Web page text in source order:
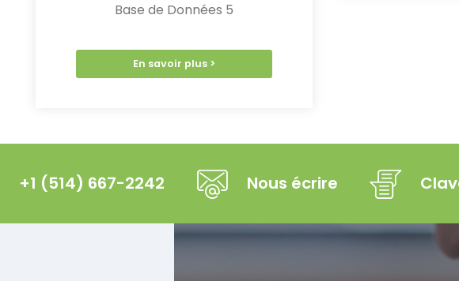
Base de Données 5
En savoir plus >
+1 (514) 667-2242 Nous écrire